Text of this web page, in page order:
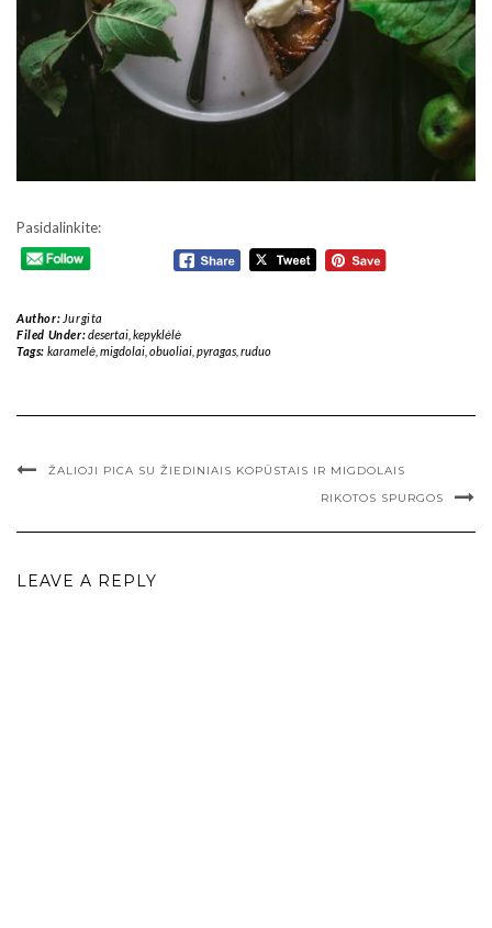
Pasidalinkite:
Author: Jurgita
Filed Under:desertai, kepyklėlė
Tags: karamelė, migdolai, obuoliai, pyragas, ruduo
ŽALIOJI PICA SU ŽIEDINIAIS KOPŪSTAIS IR MIGDOLAIS
RIKOTOS SPURGOS
LEAVE A REPLY